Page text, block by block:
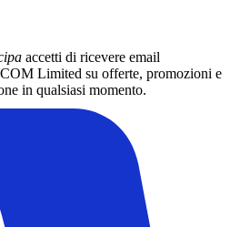
accetti di ricevere email
Limited su offerte, promozioni e
in qualsiasi momento.